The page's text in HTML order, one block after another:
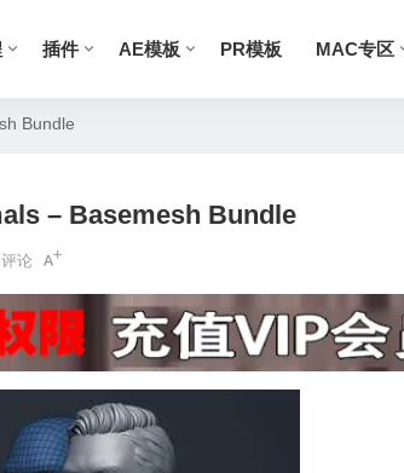
插件 AE模板 PR模板 MAC专区
Bundle
– Basemesh Bundle
评论